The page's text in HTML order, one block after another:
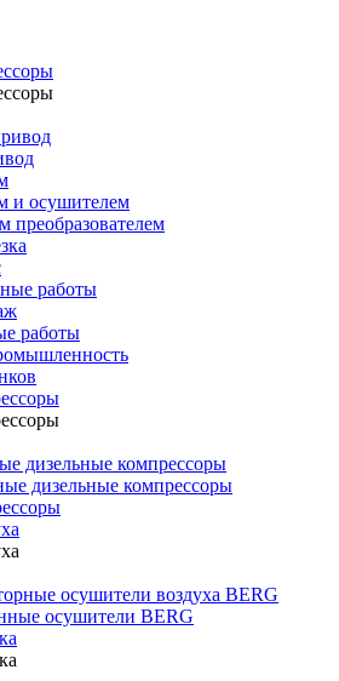
и осушителем
преобразователем
работы
работы
дизельные компрессоры
дизельные компрессоры
осушители воздуха BERG
осушители BERG